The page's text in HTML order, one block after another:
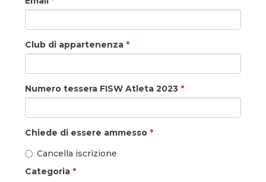
Club di appartenenza *
Numero tessera FISW Atleta 2023 *
Chiede di essere ammesso *
Cancella iscrizione
Categoria *